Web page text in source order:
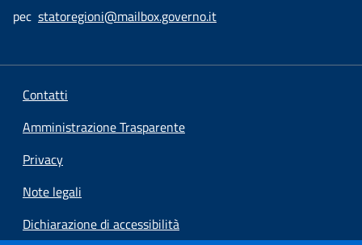
pec statoregioni@mailbox.governo.it
Contatti
Amministrazione Trasparente
Privacy
Note legali
Dichiarazione di accessibilità